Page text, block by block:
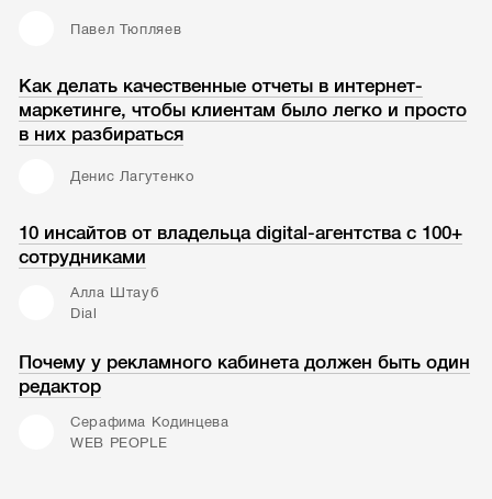
Павел Тюпляев
Как делать качественные отчеты в интернет-
маркетинге, чтобы клиентам было легко и просто
в них разбираться
Денис Лагутенко
10 инсайтов от владельца digital-агентства с 100+
сотрудниками
Алла Штауб
Dial
Почему у рекламного кабинета должен быть один
редактор
Серафима Кодинцева
WEB PEOPLE